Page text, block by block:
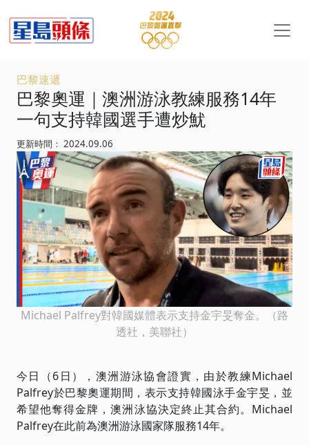
巴黎速遞
巴黎奧運｜澳洲游泳教練服務14年
一句支持韓國選手遭炒魷
更新時間： 2024.09.06
Michael Palfrey對韓國媒體表示支持金宇旻奪金。（路
透社，美聯社）
今日（6日），澳洲游泳協會證實，由於教練Michael
Palfrey於巴黎奧運期間，表示支持韓國泳手金宇旻，並
希望他奪得金牌，澳洲泳協決定終止其合約。Michael
Palfrey在此前為澳洲游泳國家隊服務14年。